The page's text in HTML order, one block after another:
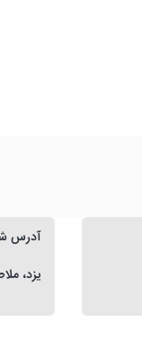
آدرس
یزد،